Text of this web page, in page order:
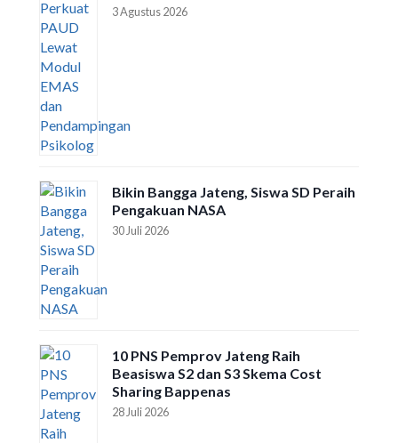
3 Agustus 2026
Bikin Bangga Jateng, Siswa SD Peraih
Pengakuan NASA
30 Juli 2026
10 PNS Pemprov Jateng Raih
Beasiswa S2 dan S3 Skema Cost
Sharing Bappenas
28 Juli 2026